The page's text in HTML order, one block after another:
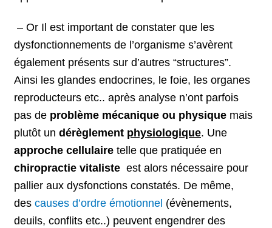
– Or Il est important de constater que les
dysfonctionnements de l’organisme s’avèrent
également présents sur d’autres “structures”.
Ainsi les glandes endocrines, le foie, les organes
reproducteurs etc.. après analyse n’ont parfois
pas de problème mécanique ou physique mais
plutôt un dérèglement physiologique. Une
approche cellulaire telle que pratiquée en
chiropractie vitaliste est alors nécessaire pour
pallier aux dysfonctions constatés. De même,
des causes d’ordre émotionnel (évènements,
deuils, conflits etc..) peuvent engendrer des